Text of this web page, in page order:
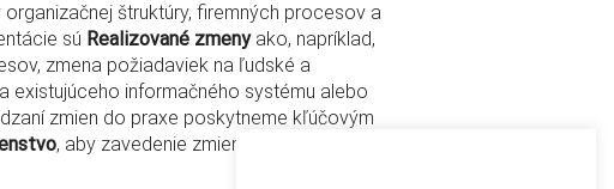
štruktúry, firemných procesov a
sú Realizované zmenyako, napríklad,
zmena požiadaviek na ľudské a
existujúceho informačného systému alebo
zmien do praxe poskytneme kľúčovým
, aby zavedenie zmien prebehlo